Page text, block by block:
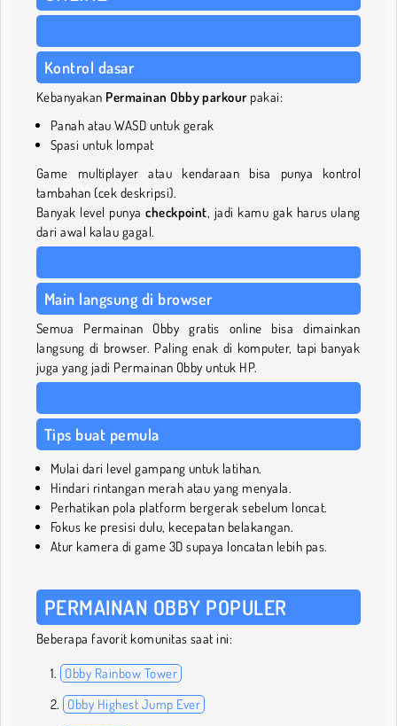
Kontrol dasar
Kebanyakan Permainan Obby parkourpakai:
Panah atau WASD untuk gerak
Spasi untuk lompat
Game multiplayer atau kendaraan bisa punya kontrol
tambahan (cek deskripsi).
Banyak level punyacheckpoint, jadi kamu gak harus ulang
dari awal kalau gagal.
Main langsung di browser
Semua Permainan Obby gratis online bisa dimainkan
langsung di browser. Paling enak di komputer, tapi banyak
juga yang jadi Permainan Obby untuk HP.
Tips buat pemula
Mulai dari level gampang untuk latihan.
Hindari rintangan merah atau yang menyala.
Perhatikan pola platform bergerak sebelum loncat.
Fokus ke presisi dulu, kecepatan belakangan.
Atur kamera di game 3D supaya loncatan lebih pas.
PERMAINAN OBBY POPULER
Beberapa favorit komunitas saat ini:
Obby Rainbow Tower
Obby Highest Jump Ever